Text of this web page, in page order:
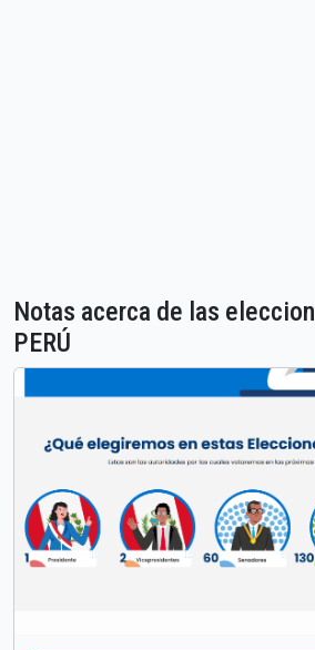
Notas acerca de las
PERÚ